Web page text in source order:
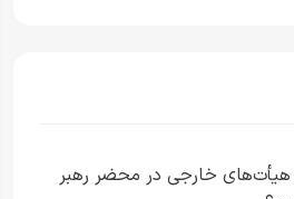
هیأت‌های خارجی در محضر رهبر